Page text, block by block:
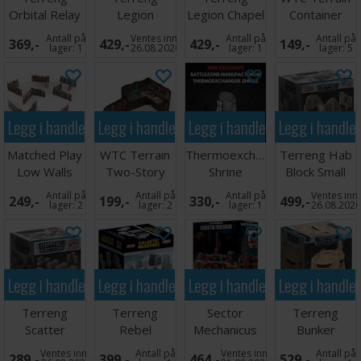
Orbital Relay
369,- Antall på
lager:1
Legion
Defense
Turrets
429,-Ventes inn
26.08.2026
Legion Chapel
Barracks
429,- Antall på
lager:1
Container
149,- Antall på
lager:5
Legg i handlekurven
Matched Play
Low Walls
Orks - x8
249,- Antall på
lager:2
Legg i handlekurven
WTC Terrain
Two-Story
Ruin Sci-Fi
199,- Antall på
lager:2
Legg i handlekurven
Thermoexchanger
Shrine
330,- Antall på
lager:1
Legg i
Terreng Hab
Block Small
Ruins
499,-Ventes inn
26.08.2026
Legg i handlekurven
Terreng
Scatter
Terrain
Ventes inn
Legg i handlekurven
Terreng
Rebel
Outpost
Antall på
Legg i handlekurven
Sector
Mechanicus
Sacristan
Ventes inn
Legg i
Terreng
Bunker
Antall på